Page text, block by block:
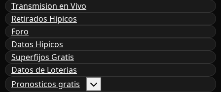
Transmision en Vivo
Retirados Hipicos
Foro
Datos Hipicos
Superfijos Gratis
Datos de Loterias
Pronosticos gratis